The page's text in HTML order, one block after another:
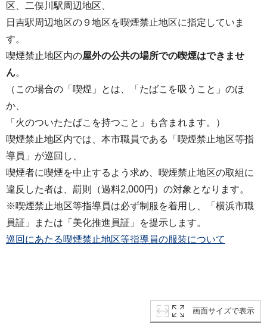
区、二俣川駅周辺地区、
日吉駅周辺地区の９地区を喫煙禁止地区に指定していま
す。
喫煙禁止地区内の屋外の公共の場所での喫煙はできませ
ん。
（この場合の「喫煙」とは、「たばこを吸うこと」のほ
か、
「火のついたたばこを持つこと」も含まれます。）
喫煙禁止地区内では、本市職員である「喫煙禁止地区等指
導員」が巡回し、
喫煙者に喫煙を中止するよう求め、喫煙禁止地区の取組に
違反した者は、罰則（過料2,000円）の対象となります。
※喫煙禁止地区等指導員は必ず制服を着用し、「横浜市職
員証」または「美化推進員証」を提示します。
巡回にあたる喫煙禁止地区等指導員の服装について
画面サイズで表示